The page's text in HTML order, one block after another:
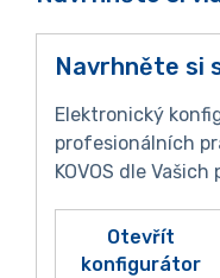
Navrhněte si
Elektronický
profesionálních
KOVOS dle Vašich
Otevřít
konfigurátor